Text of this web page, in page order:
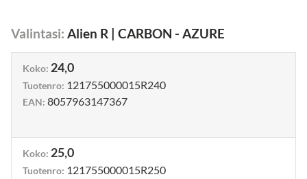
Valintasi: Alien R | CARBON - AZURE
Koko: 24,0
Tuotenro: 121755000015R240
EAN: 8057963147367
Koko: 25,0
Tuotenro: 121755000015R250